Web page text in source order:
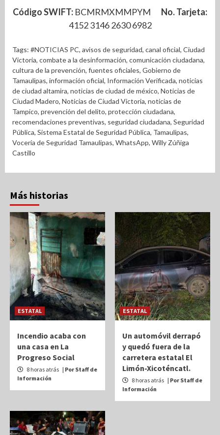
Código SWIFT: BCMRMXMMPYM No. Tarjeta:
4152 3146 2630 6982
Tags: #NOTICIAS PC, avisos de seguridad, canal oficial, Ciudad
Victoria, combate a la desinformación, comunicación ciudadana,
cultura de la prevención, fuentes oficiales, Gobierno de
Tamaulipas, información oficial, Información Verificada, noticias
de ciudad altamira, noticias de ciudad de méxico, Noticias de
Ciudad Madero, Noticias de Ciudad Victoria, noticias de
Tampico, prevención del delito, protección ciudadana,
recomendaciones preventivas, seguridad ciudadana, Seguridad
Pública, Sistema Estatal de Seguridad Pública, Tamaulipas,
Vocería de Seguridad Tamaulipas, WhatsApp, Willy Zúñiga
Castillo
Más historias
ESTATAL
Incendio acaba con
una casa en La
Progreso Social
8 horas atrás | Por Staff de
Información
ESTATAL
Un automóvil derrapó
y quedó fuera de la
carretera estatal El
Limón-Xicoténcatl.
8 horas atrás | Por Staff de
Información